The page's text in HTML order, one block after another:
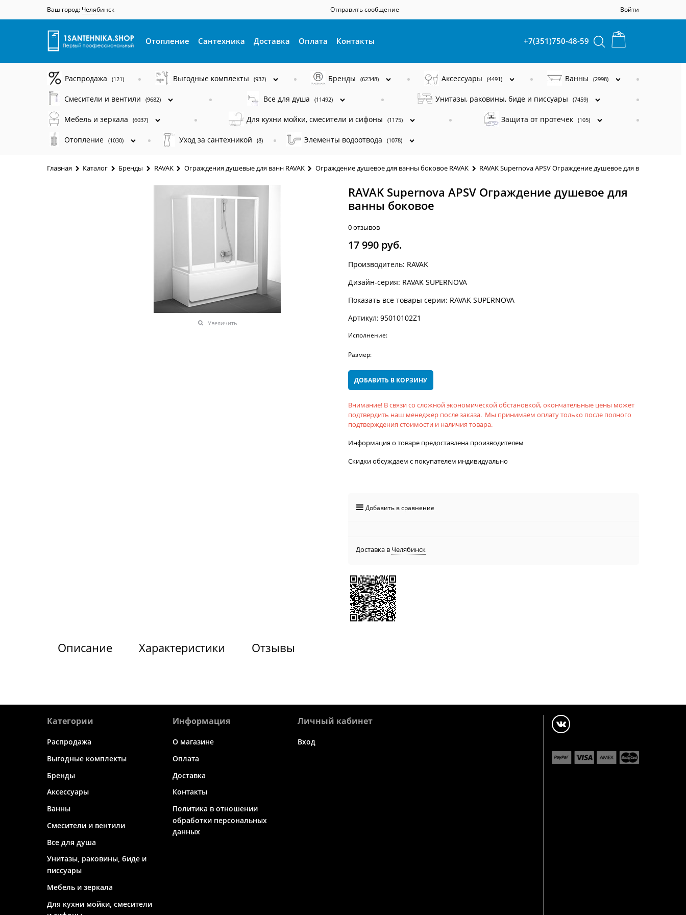
Ваш город: Челябинск Отправить сообщение Войти
Отопление Сантехника Доставка Оплата Контакты +7(351)750-48-59
Распродажа (121) Выгодные комплекты (932) Бренды (62348) Аксессуары (4491) Ванны (2998)
Смесители и вентили (9682) Все для душа (11492) Унитазы, раковины, биде и писсуары (7459)
Мебель и зеркала (6037) Для кухни мойки, смесители и сифоны (1175) Защита от протечек (105)
Отопление (1030) Уход за сантехникой (8) Элементы водоотвода (1078)
Главная Каталог Бренды RAVAK Ограждения душевые для ванн RAVAK Ограждение душевое для ванны боковое RAVAK RAVAK Supernova APSV Ограждение душевое для ванны боковое
Увеличить
RAVAK Supernova APSV Ограждение душевое для
ванны боковое
0 отзывов
17 990 руб.
Производитель: RAVAK
Дизайн-серия: RAVAK SUPERNOVA
Показать все товары серии: RAVAK SUPERNOVA
Артикул: 95010102Z1
Исполнение:
Размер:
ДОБАВИТЬ В КОРЗИНУ
Внимание! В связи со сложной экономической обстановкой, окончательные цены может
подтвердить наш менеджер после заказа. Мы принимаем оплату только после полного
подтверждения стоимости и наличия товара.
Информация о товаре предоставлена производителем
Скидки обсуждаем с покупателем индивидуально
Добавить в сравнение
Доставка в Челябинск
Описание Характеристики Отзывы
Категории
Распродажа
Выгодные комплекты
Бренды
Аксессуары
Ванны
Смесители и вентили
Все для душа
Унитазы, раковины, биде и
писсуары
Мебель и зеркала
Для кухни мойки, смесители
Информация
О магазине
Оплата
Доставка
Контакты
Политика в отношении
обработки персональных
данных
Личный кабинет
Вход